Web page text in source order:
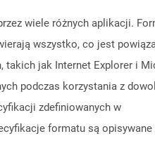
wiele różnych aplikacji.
wszystko, co jest
takich jak Internet Explorer i
podczas korzystania z
zdefiniowanych w
formatu są opisywane